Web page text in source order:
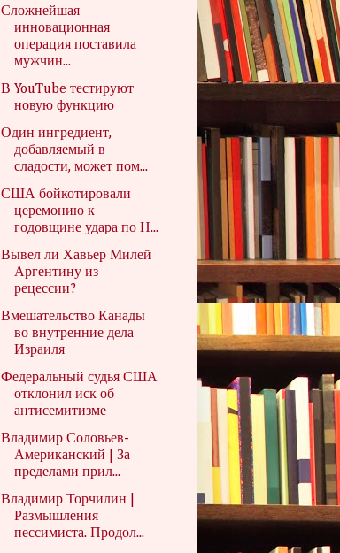
Сложнейшая
инновационная
операция поставила
мужчин...
В YouTube тестируют
новую функцию
Один ингредиент,
добавляемый в
сладости, может пом...
США бойкотировали
церемонию к
годовщине удара по Н...
Вывел ли Хавьер Милей
Аргентину из
рецессии?
Вмешательство Канады
во внутренние дела
Израиля
Федеральный судья США
отклонил иск об
антисемитизме
Владимир Соловьев-
Американский | За
пределами прил...
Владимир Торчилин |
Размышления
пессимиста. Продол...